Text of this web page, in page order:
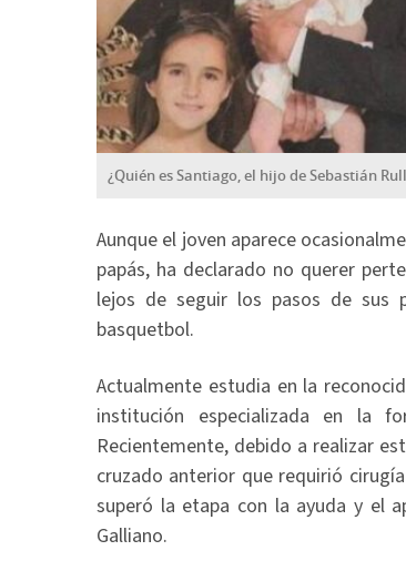
¿Quién es Santiago, el hijo de Sebastián
Aunque el joven aparece
papás, ha declarado no querer
lejos de seguir los pasos de sus
basquetbol.
Actualmente estudia en la
institución especializada en la
Recientemente, debido a realizar
cruzado anterior que requirió
superó la etapa con la ayuda y el
Galliano.